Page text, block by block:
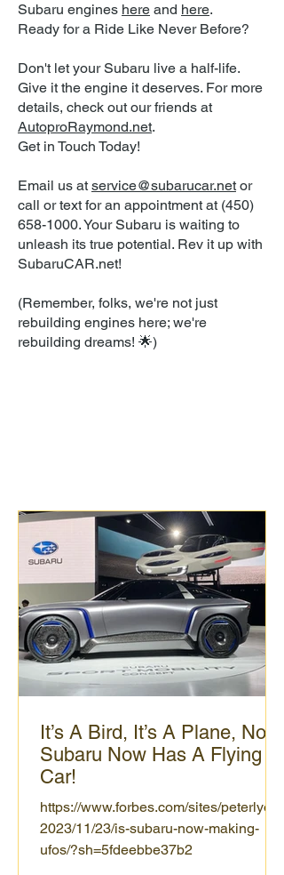
Subaru engines here and here.
Ready for a Ride Like Never Before?
Don't let your Subaru live a half-life.
Give it the engine it deserves. For more
details, check out our friends at
AutoproRaymond.net.
Get in Touch Today!
Email us atservice@subarucar.netor
call or text for an appointment at (450)
658-1000. Your Subaru is waiting to
unleash its true potential. Rev it up with
SubaruCAR.net!
(Remember, folks, we're not just
rebuilding engines here; we're
rebuilding dreams! 🌟)
It’s A Bird, It’s A Plane, No,
Subaru Now Has A Flying
Car!
https://www.forbes.com/sites/peterlyon/
2023/11/23/is-subaru-now-making-
ufos/?sh=5fdeebbe37b2